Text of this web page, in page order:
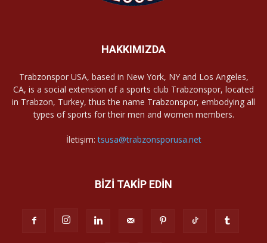
HAKKIMIZDA
Trabzonspor USA, based in New York, NY and Los Angeles,
CA, is a social extension of a sports club Trabzonspor, located
in Trabzon, Turkey, thus the name Trabzonspor, embodying all
types of sports for their men and women members.
İletişim:tsusa@trabzonsporusa.net
BİZİ TAKİP EDİN